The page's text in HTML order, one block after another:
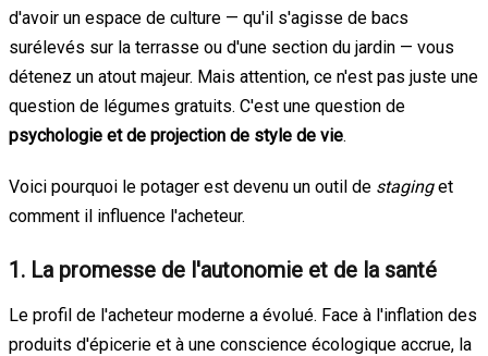
d'avoir un espace de culture — qu'il s'agisse de bacs
surélevés sur la terrasse ou d'une section du jardin — vous
détenez un atout majeur. Mais attention, ce n'est pas juste une
question de légumes gratuits. C'est une question de
psychologie et de projection de style de vie.
Voici pourquoi le potager est devenu un outil de staginget
comment il influence l'acheteur.
1. La promesse de l'autonomie et de la santé
Le profil de l'acheteur moderne a évolué. Face à l'inflation des
produits d'épicerie et à une conscience écologique accrue, la